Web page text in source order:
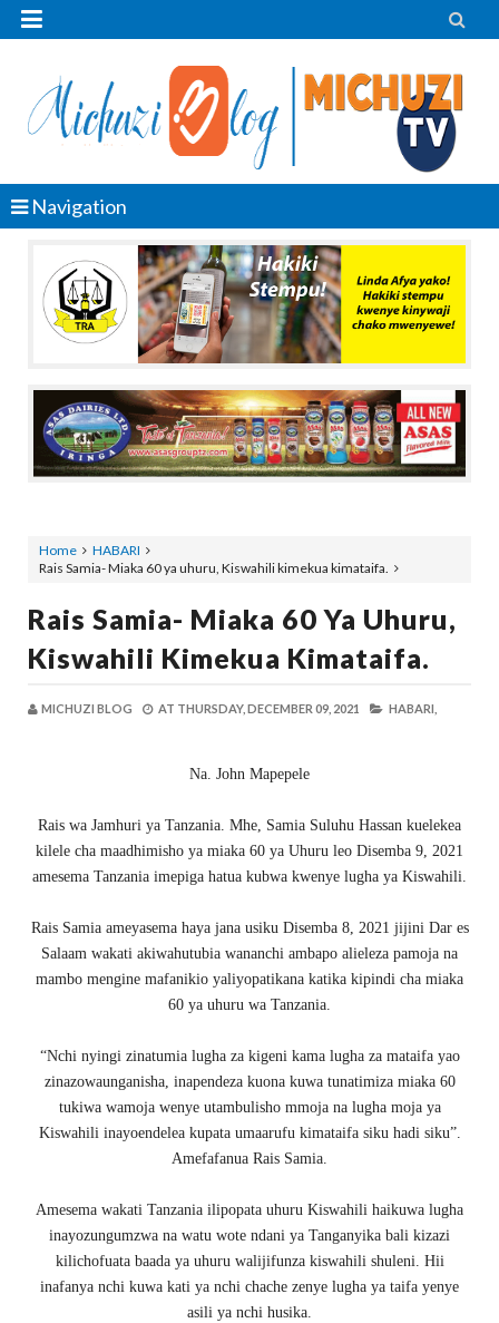
 
Navigation
Home
HABARI
Rais Samia- Miaka 60 ya uhuru, Kiswahili kimekua kimataifa.
Rais Samia- Miaka 60 Ya Uhuru,
Kiswahili Kimekua Kimataifa.
MICHUZI BLOG AT THURSDAY, DECEMBER 09, 2021 HABARI,
Na. John Mapepele
Rais wa Jamhuri ya Tanzania. Mhe, Samia Suluhu Hassan kuelekea
kilele cha maadhimisho ya miaka 60 ya Uhuru leo Disemba 9, 2021
amesema Tanzania imepiga hatua kubwa kwenye lugha ya Kiswahili.
Rais Samia ameyasema haya jana usiku Disemba 8, 2021 jijini Dar es
Salaam wakati akiwahutubia wananchi ambapo alieleza pamoja na
mambo mengine mafanikio yaliyopatikana katika kipindi cha miaka
60 ya uhuru wa Tanzania.
“Nchi nyingi zinatumia lugha za kigeni kama lugha za mataifa yao
zinazowaunganisha, inapendeza kuona kuwa tunatimiza miaka 60
tukiwa wamoja wenye utambulisho mmoja na lugha moja ya
Kiswahili inayoendelea kupata umaarufu kimataifa siku hadi siku”.
Amefafanua Rais Samia.
Amesema wakati Tanzania ilipopata uhuru Kiswahili haikuwa lugha
inayozungumzwa na watu wote ndani ya Tanganyika bali kizazi
kilichofuata baada ya uhuru walijifunza kiswahili shuleni. Hii
inafanya nchi kuwa kati ya nchi chache zenye lugha ya taifa yenye
asili ya nchi husika.